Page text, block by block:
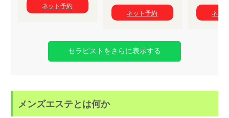
ネット予約
ネット予約 ネッ
セラピストをさらに表示する
メンズエステとは何か